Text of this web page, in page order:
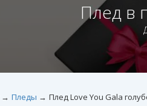
Плед в
Пледы Плед Love You Gala